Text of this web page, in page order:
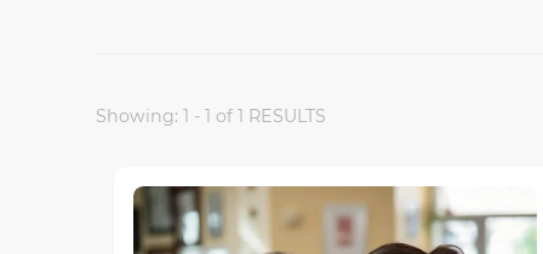
Showing: 1 - 1 of 1 RESULTS